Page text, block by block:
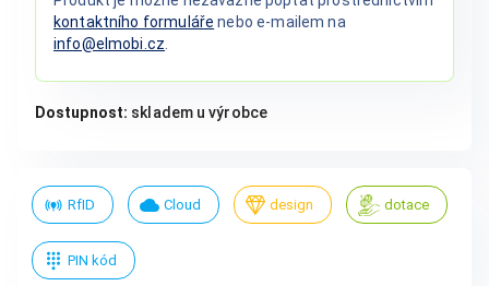
kontaktního formuláře nebo e-mailem na
info@elmobi.cz
Dostupnost: skladem u výrobce
RfID Cloud design dotace
PIN kód